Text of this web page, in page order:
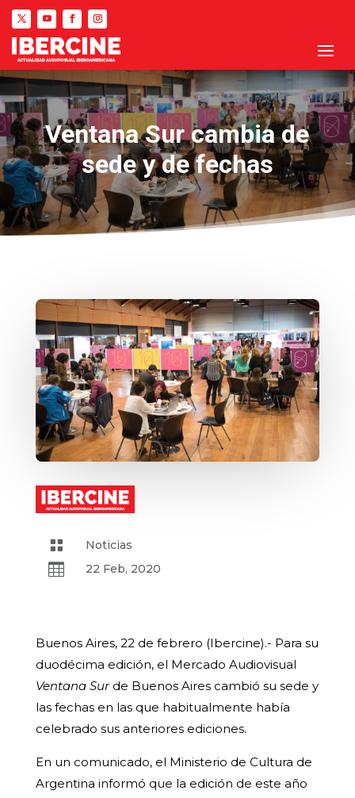
Ventana Sur cambia de
sede y de fechas
 Noticias
 22 Feb, 2020
Buenos Aires, 22 de febrero (Ibercine).- Para su
duodécima edición, el Mercado Audiovisual
Ventana Surde Buenos Aires cambió su sede y
las fechas en las que habitualmente había
celebrado sus anteriores ediciones.
En un comunicado, el Ministerio de Cultura de
Argentina informó que la edición de este año